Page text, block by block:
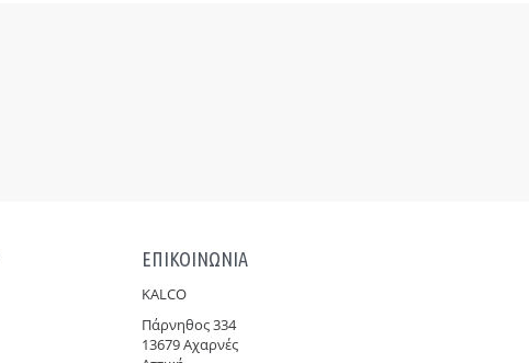
ΕΠΙΚΟΙΝΩΝΙΑ
KALCO
Πάρνηθoς 334
13679 Αχαρνές